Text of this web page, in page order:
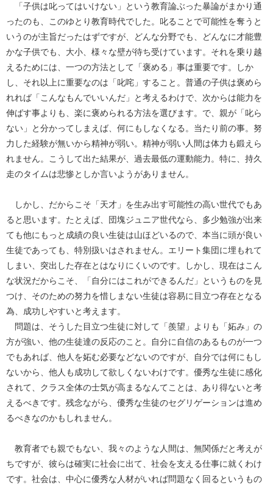
「子供は叱ってはいけない」という教育論ぶった暴論がまかり通
ったのも、このゆとり教育時代でした。叱ることで可能性を奪うと
いうのが主旨だったはずですが、どんな分野でも、どんなに才能豊
かな子供でも、大小、様々な壁が待ち受けています。それを乗り越
えるためには、一つの方法として「褒める」事は重要です。しか
し、それ以上に重要なのは「叱咤」すること。普通の子供は褒めら
れれば「こんなもんでいいんだ」と考えるわけで、次からは能力を
伸ばす事よりも、楽に褒められる方法を選びます。で、親が「叱ら
ない」と分かってしまえば、何にもしなくなる。当たり前の事。努
力した経験が無いから精神が弱い。精神が弱い人間は体力も鍛えら
れません。こうして出た結果が、過去最低の運動能力。特に、持久
走のタイムは悲惨としか言いようがありません。
しかし、だからこそ「天才」を生み出す可能性の高い世代でもあ
ると思います。たとえば、団塊ジュニア世代なら、多少勉強が出来
ても他にもっと成績の良い生徒は山ほどいるので、本当に頭が良い
生徒であっても、特別扱いはされません。エリート集団に埋もれて
しまい、突出した存在とはなりにくいのです。しかし、現在はこん
な状況だからこそ、「自分にはこれができるんだ」というものを見
つけ、そのための努力を惜しまない生徒は容易に目立つ存在となる
為、成功しやすいと考えます。
問題は、そうした目立つ生徒に対して「羨望」よりも「妬み」の
方が強い、他の生徒達の反応のこと。自分に自信のあるものが一つ
でもあれば、他人を妬む必要などないのですが、自分では何にもし
ないから、他人も成功して欲しくないわけです。優秀な生徒に感化
されて、クラス全体の士気が高まるなんてことは、あり得ないと考
えるべきです。残念ながら、優秀な生徒のセグリゲーションは進め
るべきなのかもしれません。
教育者でも親でもない、我々のような人間は、無関係だと考えが
ちですが、彼らは確実に社会に出て、社会を支える仕事に就くわけ
です。社会は、中心に優秀な人材がいれば問題なく回るというもの